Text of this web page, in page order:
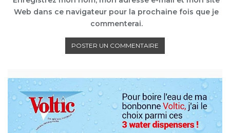
Web dans ce navigateur pour la prochaine fois que je
commenterai.